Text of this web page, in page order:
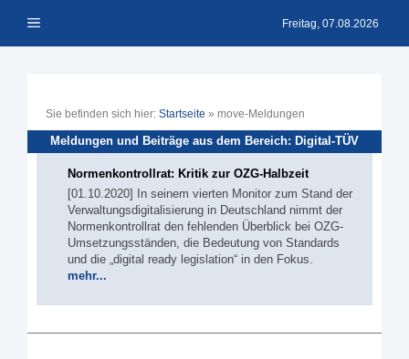
Inhalt Menü Freitag, 07.08.2026
Sie befinden sich hier: Startseite » move-Meldungen
Meldungen und Beiträge aus dem Bereich: Digital-TÜV
Normenkontrollrat: Kritik zur OZG-Halbzeit
[01.10.2020] In seinem vierten Monitor zum Stand der
Verwaltungsdigitalisierung in Deutschland nimmt der
Normenkontrollrat den fehlenden Überblick bei OZG-
Umsetzungsständen, die Bedeutung von Standards
und die „digital ready legislation“ in den Fokus.
mehr...